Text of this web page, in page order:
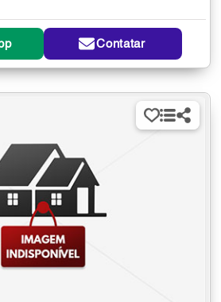
Contatar